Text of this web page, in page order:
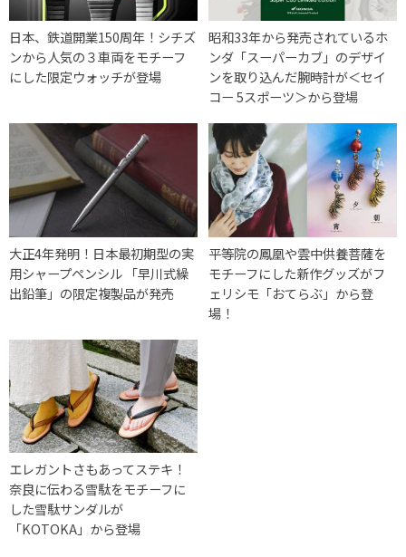
日本、鉄道開業150周年！シチズ
ンから人気の３車両をモチーフ
にした限定ウォッチが登場
昭和33年から発売されているホ
ンダ「スーパーカブ」のデザイ
ンを取り込んだ腕時計が＜セイ
コー 5スポーツ＞から登場
大正4年発明！日本最初期型の実
用シャープペンシル 「早川式繰
出鉛筆」の限定複製品が発売
平等院の鳳凰や雲中供養菩薩を
モチーフにした新作グッズがフ
ェリシモ「おてらぶ」から登
場！
エレガントさもあってステキ！
奈良に伝わる雪駄をモチーフに
した雪駄サンダルが
「KOTOKA」から登場